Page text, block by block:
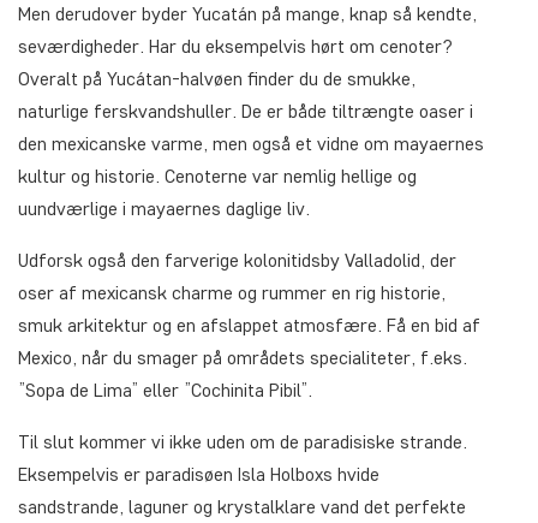
Men derudover byder Yucatán på mange, knap så kendte,
seværdigheder. Har du eksempelvis hørt om cenoter?
Overalt på Yucátan-halvøen finder du de smukke,
naturlige ferskvandshuller. De er både tiltrængte oaser i
den mexicanske varme, men også et vidne om mayaernes
kultur og historie. Cenoterne var nemlig hellige og
uundværlige i mayaernes daglige liv.
Udforsk også den farverige kolonitidsby Valladolid, der
oser af mexicansk charme og rummer en rig historie,
smuk arkitektur og en afslappet atmosfære. Få en bid af
Mexico, når du smager på områdets specialiteter, f.eks.
”Sopa de Lima” eller ”Cochinita Pibil”.
Til slut kommer vi ikke uden om de paradisiske strande.
Eksempelvis er paradisøen Isla Holboxs hvide
sandstrande, laguner og krystalklare vand det perfekte